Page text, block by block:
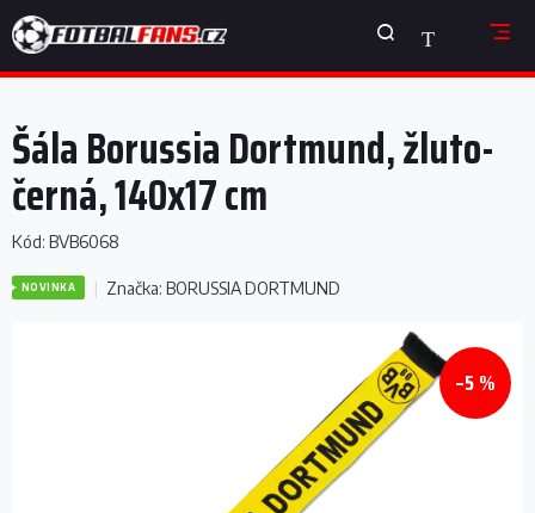
na
obsah
NÁKUPNÍ
KOŠÍK
Šála Borussia Dortmund, žluto-
černá, 140x17 cm
Kód: BVB6068
NOVINKA Značka:BORUSSIA DORTMUND
–5 %